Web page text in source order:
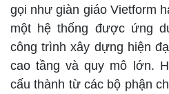
gọi như giàn giáo Vietform
một hệ thống được ứng
công trình xây dựng hiện
cao tầng và quy mô lớn.
cấu thành từ các bộ phận